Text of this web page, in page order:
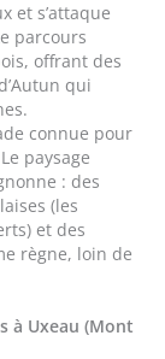
et s’attaque
parcours
offrant des
qui
connue pour
paysage
: des
(les
et des
règne, loin de
à Uxeau (Mont